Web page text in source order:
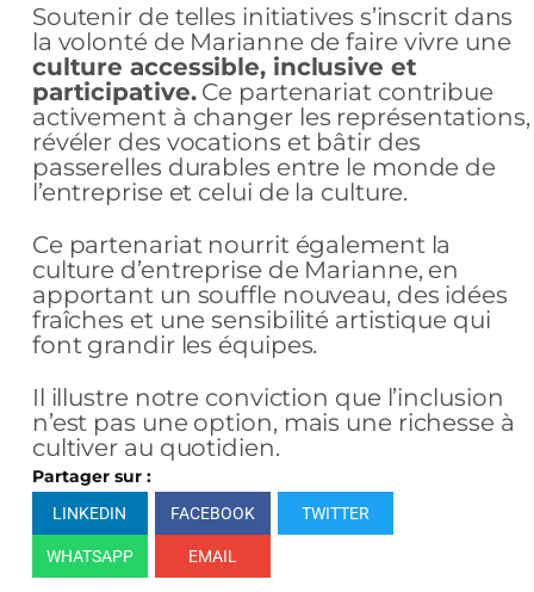
Soutenir de telles initiatives s’inscrit dans
la volonté de Marianne de faire vivre une
culture accessible, inclusive et
participative.Ce partenariat contribue
activement à changer les représentations,
révéler des vocations et bâtir des
passerelles durables entre le monde de
l’entreprise et celui de la culture.
Ce partenariat nourrit également la
culture d’entreprise de Marianne, en
apportant un souffle nouveau, des idées
fraîches et une sensibilité artistique qui
font grandir les équipes.
Il illustre notre conviction que l’inclusion
n’est pas une option, mais une richesse à
cultiver au quotidien.
Partager sur :
LINKEDIN FACEBOOK TWITTER
WHATSAPP EMAIL